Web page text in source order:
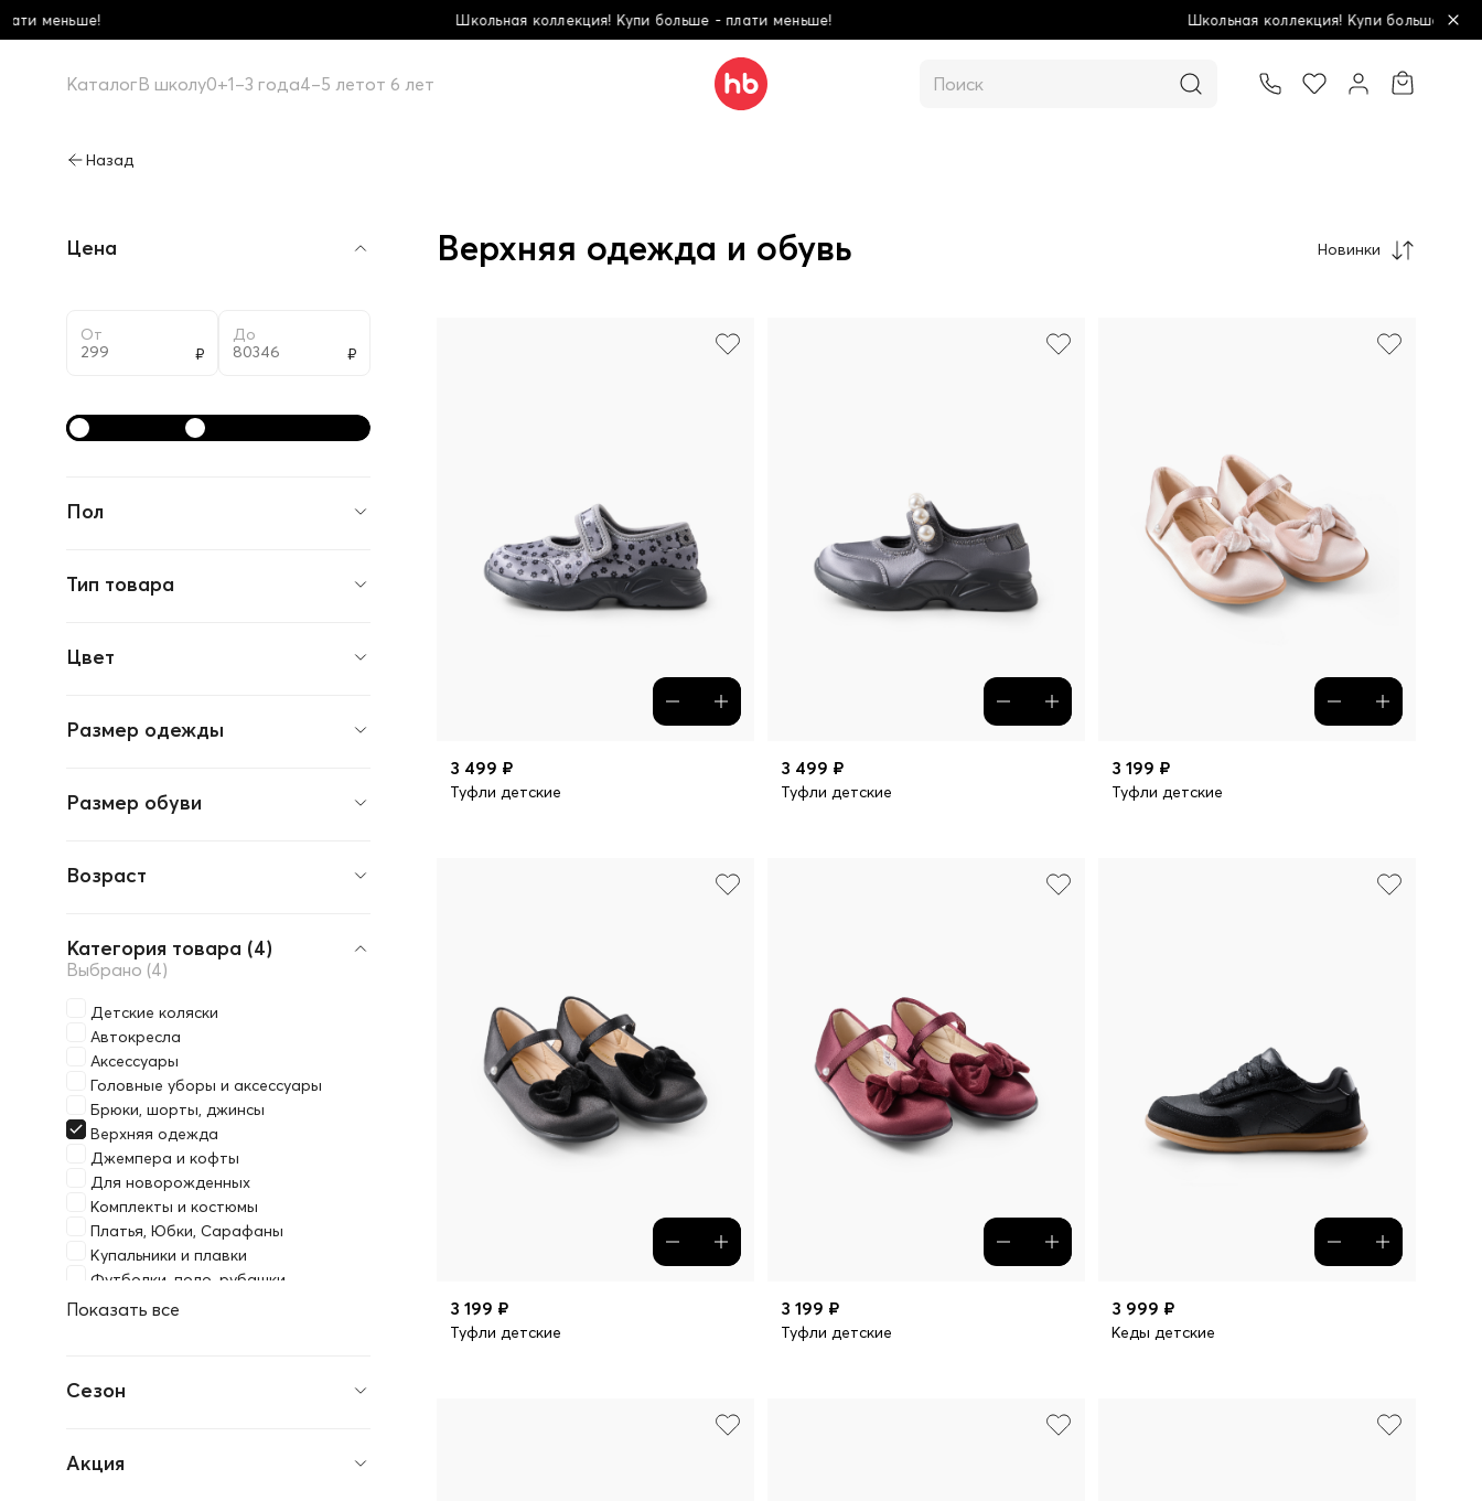
Школьная коллекция! Купи больше - плати меньше! Школьная коллекция! Купи больше - плати меньше!
КаталогВ школу0+1–3 года4–5 летот 6 лет
Цена
От До
Пол
Тип товара
Цвет
Размер одежды
Размер обуви
Возраст
Категория товара (4)
Выбрано (4)
Детские коляски
Автокресла
Аксессуары
Головные уборы и аксессуары
Брюки, шорты, джинсы
Верхняя одежда
Джемпера и кофты
Для новорожденных
Комплекты и костюмы
Платья, Юбки, Сарафаны
Купальники и плавки
Футболки, поло, рубашки
Детская мебель
Бутылочки и поильники
Пустышки, прорезыватели, ниблеры
Показать все
Сезон
Акция
Верхняя одежда и обувь Новинки
3 499 ₽
Туфли детские
3 499 ₽
Туфли детские
3 199 ₽
Туфли детские
3 199 ₽
Туфли детские
3 199 ₽
Туфли детские
3 999 ₽
Кеды детские